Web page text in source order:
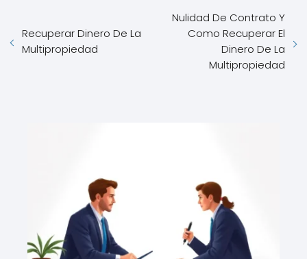
Recuperar Dinero De La
Multipropiedad
Nulidad De Contrato Y
Como Recuperar El
Dinero De La
Multipropiedad